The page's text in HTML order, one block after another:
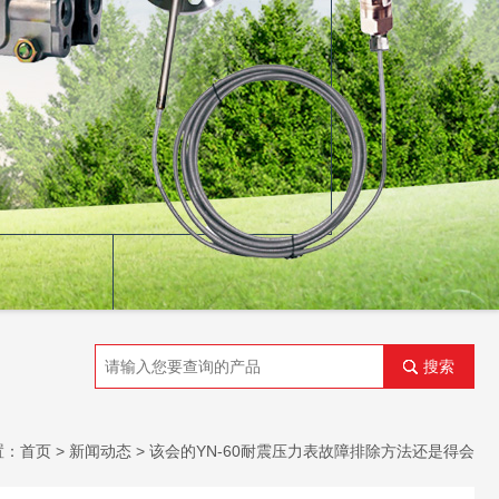
搜索
首页 > 新闻动态 > 该会的YN-60耐震压力表故障排除方法还是得会